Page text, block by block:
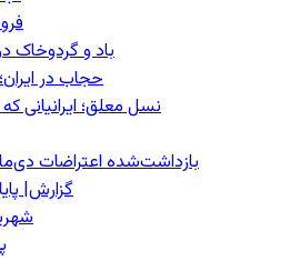
باد و گردوخاک
حجاب در
نسل معلق؛ ایرانیانی
۱۵۹ بازداشت‌شده اعتراضات
گزارش|